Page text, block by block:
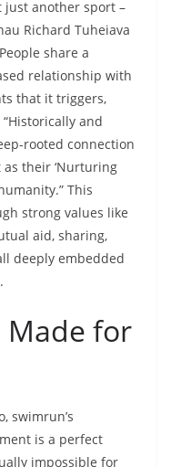
couldn’t be better
A Call
two ends of
looms large over
golden thread of
self-
resource
and potentially
circuit.
Beyond
group helps build
on the